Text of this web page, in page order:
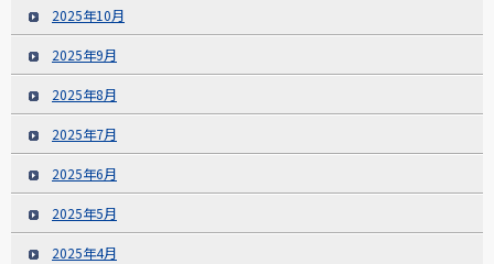
2025年10月
2025年9月
2025年8月
2025年7月
2025年6月
2025年5月
2025年4月